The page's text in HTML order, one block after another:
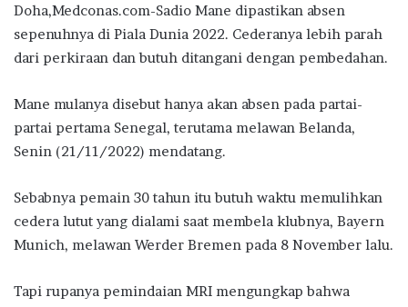
Doha,Medconas.com-Sadio Mane dipastikan absen
sepenuhnya di Piala Dunia 2022. Cederanya lebih parah
dari perkiraan dan butuh ditangani dengan pembedahan.
Mane mulanya disebut hanya akan absen pada partai-
partai pertama Senegal, terutama melawan Belanda,
Senin (21/11/2022) mendatang.
Sebabnya pemain 30 tahun itu butuh waktu memulihkan
cedera lutut yang dialami saat membela klubnya, Bayern
Munich, melawan Werder Bremen pada 8 November lalu.
Tapi rupanya pemindaian MRI mengungkap bahwa